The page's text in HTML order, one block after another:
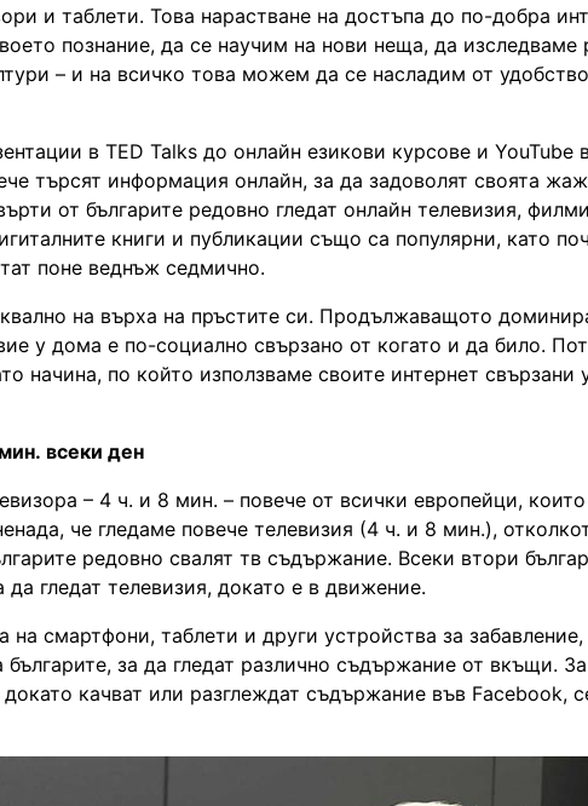
и таблети. Това нарастване на достъпа до по-добра
познание, да се научим на нови неща, да изследваме
– и на всичко това можем да се насладим от
в TED Talks до онлайн езикови курсове и YouTube
търсят информация онлайн, за да задоволят своята
от българите редовно гледат онлайн телевизия,
книги и публикации също са популярни, като
поне веднъж седмично.
на върха на пръстите си. Продължаващото
у дома е по-социално свързано от когато и да било.
начина, по който използваме своите интернет свързани
всеки ден
– 4 ч. и 8 мин. – повече от всички европейци, които
че гледаме повече телевизия (4 ч. и 8 мин.),
редовно свалят тв съдържание. Всеки втори
гледат телевизия, докато е в движение.
смартфони, таблети и други устройства за забавление,
за да гледат различно съдържание от вкъщи. За
качват или разглеждат съдържание във Facebook,